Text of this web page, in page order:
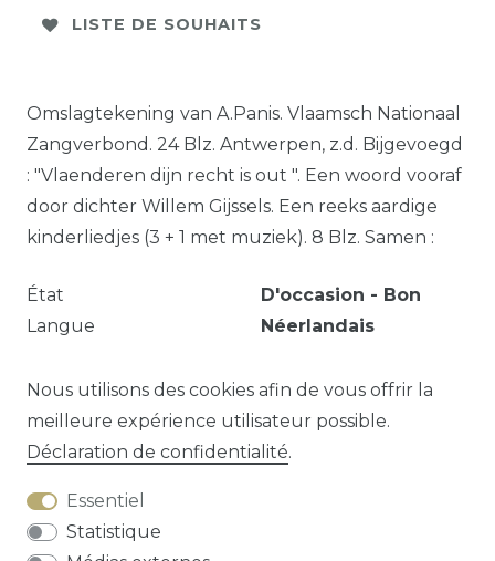
LISTE DE SOUHAITS
Omslagtekening van A.Panis. Vlaamsch Nationaal
Zangverbond. 24 Blz. Antwerpen, z.d. Bijgevoegd
: "Vlaenderen dijn recht is out ". Een woord vooraf
door dichter Willem Gijssels. Een reeks aardige
kinderliedjes (3 + 1 met muziek). 8 Blz. Samen :
État
D'occasion - Bon
Langue
Néerlandais
souple
Question sur cet article?
Nous utilisons des cookies afin de vous offrir la
meilleure expérience utilisateur possible.
Déclaration de confidentialité.
Essentiel
Statistique